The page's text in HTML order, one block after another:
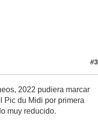
#3
2022 pudiera marcar
Pic du Midi por primera
muy reducido.